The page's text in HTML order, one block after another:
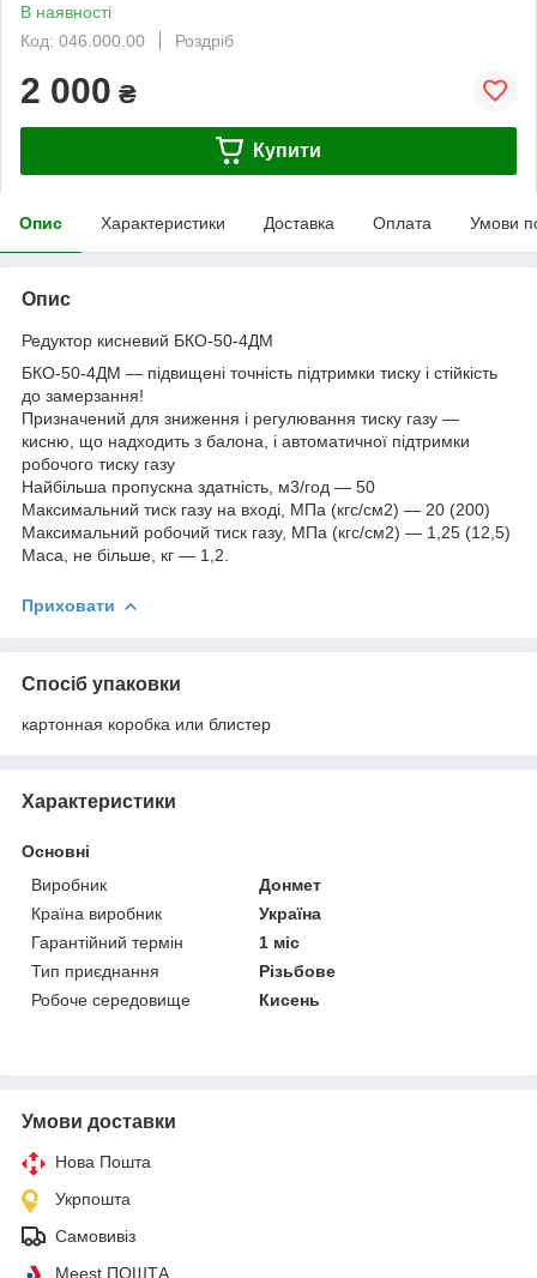
В наявності
Код: 046.000.00
Роздріб
2 000 ₴
Купити
Опис Характеристики Доставка Оплата Умови
Опис
Редуктор кисневий БКО-50-4ДМ
БКО-50-4ДМ — підвищені точність підтримки тиску і стійкість
до замерзання!
Призначений для зниження і регулювання тиску газу —
кисню, що надходить з балона, і автоматичної підтримки
робочого тиску газу
Найбільша пропускна здатність, м3/год — 50
Максимальний тиск газу на вході, МПа (кгс/см2) — 20 (200)
Максимальний робочий тиск газу, МПа (кгс/см2) — 1,25 (12,5)
Маса, не більше, кг — 1,2.
Приховати
Спосіб упаковки
картонная коробка или блистер
Характеристики
Основні
Виробник
Донмет
Країна виробник
Україна
Гарантійний термін
1 міс
Тип приєднання
Різьбове
Робоче середовище
Кисень
Умови доставки
Нова Пошта
Укрпошта
Самовивіз
Meest ПОШТА